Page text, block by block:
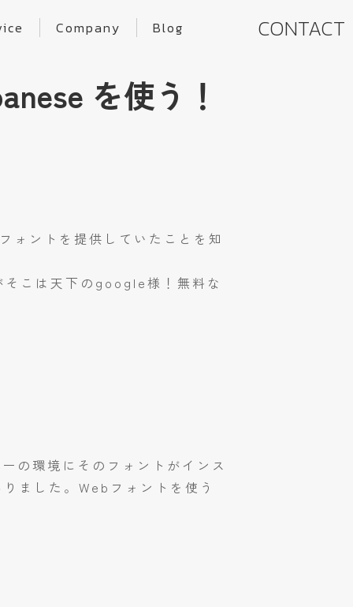
Company Blog CONTACT
を使う！
ォントを提供していたことを知
こは天下のgoogle様！無料な
の環境にそのフォントがインス
ました。Webフォントを使う